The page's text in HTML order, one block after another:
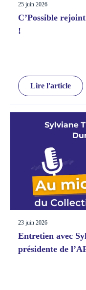
25 juin 2026
C’Possible
!
Lire l'article
23 juin 2026
Entretien avec
présidente de